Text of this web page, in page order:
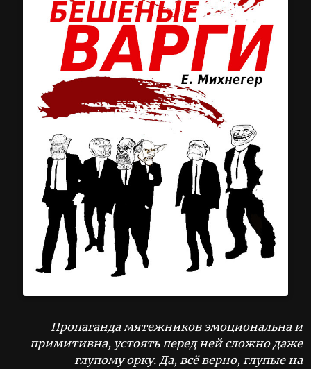
Пропаганда мятежников эмоциональна и
примитивна, устоять перед ней сложно даже
глупому орку. Да, всё верно, глупые на